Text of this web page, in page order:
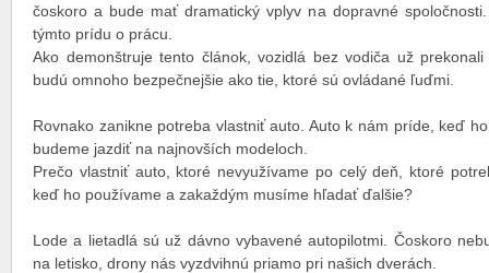
čoskoro a bude mať dramatický vplyv na dopravné
týmto prídu o prácu.
Ako demonštruje tento článok, vozidlá bez vodiča už
budú omnoho bezpečnejšie ako tie, ktoré sú ovládané ľuďmi.
Rovnako zanikne potreba vlastniť auto. Auto k nám príde, keď
budeme jazdiť na najnovších modeloch.
Prečo vlastniť auto, ktoré nevyužívame po celý deň, ktoré
keď ho používame a zakaždým musíme hľadať ďalšie?
Lode a lietadlá sú už dávno vybavené autopilotmi. Čoskoro
na letisko, drony nás vyzdvihnú priamo pri našich dverách.